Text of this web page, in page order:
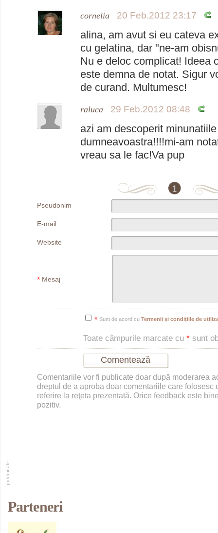
cornelia 20 Feb.2012 23:17
alina, am avut si eu cateva
cu gelatina, dar "ne-am
Nu e deloc complicat! Ideea
este demna de notat. Sigur
de curand. Multumesc!
raluca 29 Feb.2012 08:48
azi am descoperit minunatiile
dumneavoastra!!!!mi-am
vreau sa le fac!Va pup
1
Pseudonim
E-mail
Website
* Mesaj
* Sunt de acord cu Termenii și condițiile de
Toate câmpurile marcate cu * sunt
Comentariile vor fi publicate doar după moderarea
dreptul de a aproba doar comentariile care folosesc
referire la reţeta prezentată. Orice feedback este
pozitiv.
Parteneri